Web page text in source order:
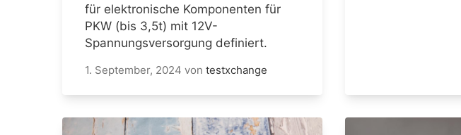
für elektronische Komponenten für
PKW (bis 3,5t) mit 12V-
Spannungsversorgung definiert.
1. September, 2024 von testxchange